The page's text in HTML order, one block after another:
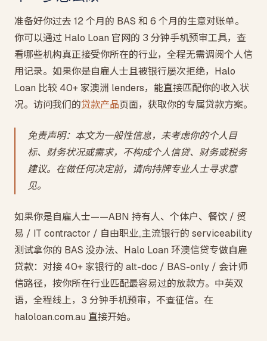
准备好你过去 12 个月的 BAS 和 6 个月的生意对账单。
你可以通过 Halo Loan 官网的 3 分钟手机预审工具，查
看哪些机构真正接受你所在的行业，全程无需调阅个人信
用记录。如果你是自雇人士且被银行屡次拒绝，Halo
Loan 比较 40+ 家澳洲 lenders，能直接匹配你的收入状
况。访问我们的贷款产品页面，获取你的专属贷款方案。
免责声明：本文为一般性信息，未考虑你的个人目
标、财务状况或需求，不构成个人信贷、财务或税务
建议。在做任何决定前，请向持牌专业人士寻求意
见。
如果你是自雇人士——ABN 持有人、个体户、餐饮 / 贸
易 / IT contractor / 自由职业,,主流银行的 serviceability
测试拿你的 BAS 没办法、Halo Loan 环澳信贷专做自雇
贷款：对接 40+ 家银行的 alt-doc / BAS-only / 会计师
信路径，按你所在行业匹配最容易过的放款方。中英双
语，全程线上，3 分钟手机预审，不查征信。在
haloloan.com.au 直接开始。